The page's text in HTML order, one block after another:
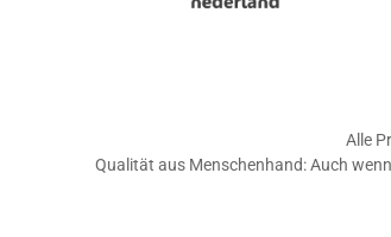
Alle
Qualität aus Menschenhand: Auch